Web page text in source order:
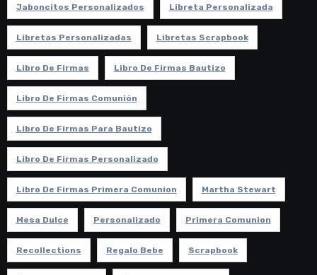
Jaboncitos Personalizados Libreta Personalizada
Libretas Personalizadas Libretas Scrapbook
Libro De Firmas Libro De Firmas Bautizo
Libro De Firmas Comunión
Libro De Firmas Para Bautizo
Libro De Firmas Personalizado
Libro De Firmas Primera Comunion Martha Stewart
Mesa Dulce Personalizado Primera Comunion
Recollections Regalo Bebe Scrapbook